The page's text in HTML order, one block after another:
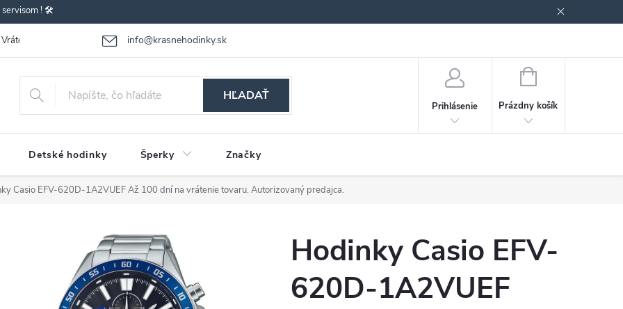
servisom ! 🛠️
info@krasnehodinky.sk
Vrátenie-výmena tovaru Reklamácia tovaru Obchodné podmienky
HĽADAŤ
Prihlásenie
NÁKUPNÝ
Prázdny košík
Detské hodinky Šperky Značky
Casio EFV-620D-1A2VUEFAž 100 dní na vrátenie tovaru. Autorizovaný predajca.
Hodinky Casio EFV-
620D-1A2VUEF